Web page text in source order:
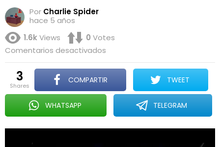
Por Charlie Spider
hace 5 años
1.6kViews 0 Votes
Comentarios desactivados
foto
inédita
de
Chabelo
que
3
shares
COMPARTIR TWEET
WHATSAPP TELEGRAM